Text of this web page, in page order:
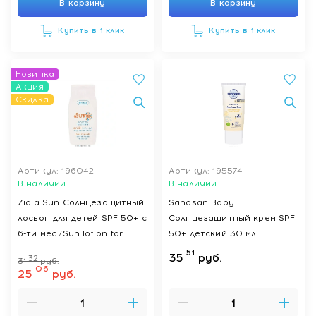
В корзину
Купить в 1 клик
В корзину
Купить в 1 клик
Новинка
Акция
Скидка
Артикул: 196042
В наличии
Ziaja Sun Солнцезащитный
лосьон для детей SPF 50+ с
6-ти мес./Sun lotion for
month, 125мл
31 32 руб.
25 06 руб.
Артикул: 195574
В наличии
Sanosan Baby
Солнцезащитный крем SPF
50+ детский 30 мл
35 51 руб.